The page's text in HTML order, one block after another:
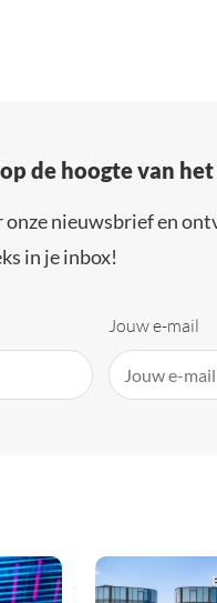
de hoogte van
onze nieuwsbrief en
in je inbox!
Jouw e-mail